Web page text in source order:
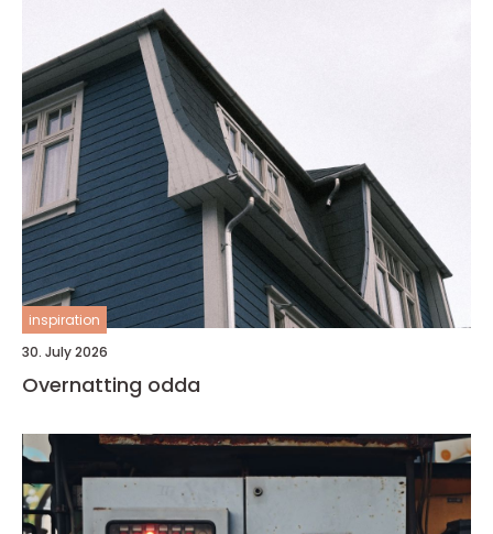
inspiration
30. July 2026
Overnatting odda